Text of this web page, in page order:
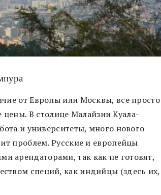
от Европы или Москвы, все
цены. В столице Малайзии Куала-
и университеты, много нового
проблем. Русские и европейцы
арендаторами, так как не готовят,
специй, как индийцы (здесь их,